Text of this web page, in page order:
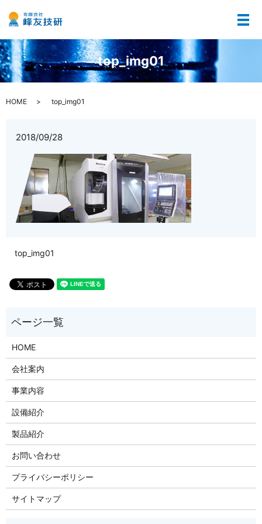
メ
top_img01
HOME top_img01
2018/09/28
top_img01
HOME
会社案内
事業内容
設備紹介
製品紹介
お問い合わせ
プライバシーポリシー
サイトマップ